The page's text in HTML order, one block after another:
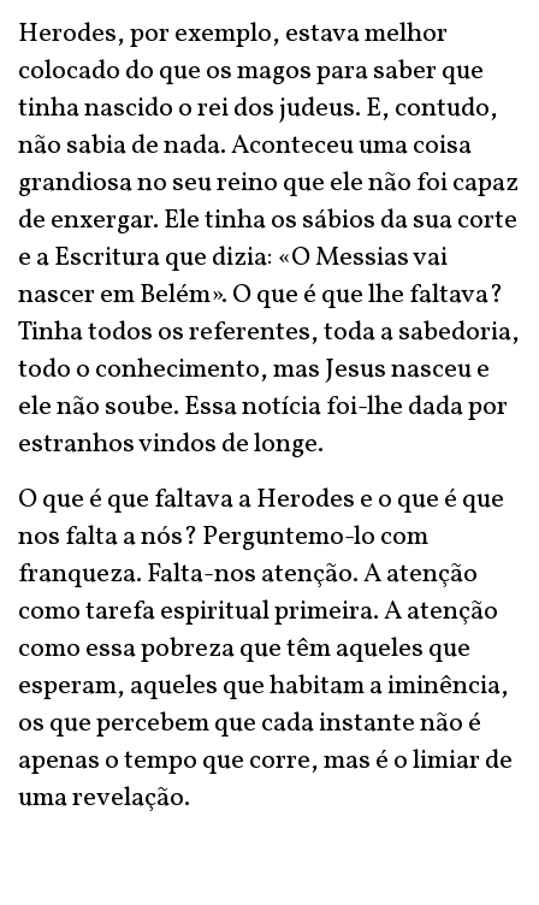
Herodes, por exemplo, estava melhor
colocado do que os magos para saber que
tinha nascido o rei dos judeus. E, contudo,
não sabia de nada. Aconteceu uma coisa
grandiosa no seu reino que ele não foi capaz
de enxergar. Ele tinha os sábios da sua corte
e a Escritura que dizia: «O Messias vai
nascer em Belém». O que é que lhe faltava?
Tinha todos os referentes, toda a sabedoria,
todo o conhecimento, mas Jesus nasceu e
ele não soube. Essa notícia foi-lhe dada por
estranhos vindos de longe.
O que é que faltava a Herodes e o que é que
nos falta a nós? Perguntemo-lo com
franqueza. Falta-nos atenção. A atenção
como tarefa espiritual primeira. A atenção
como essa pobreza que têm aqueles que
esperam, aqueles que habitam a iminência,
os que percebem que cada instante não é
apenas o tempo que corre, mas é o limiar de
uma revelação.